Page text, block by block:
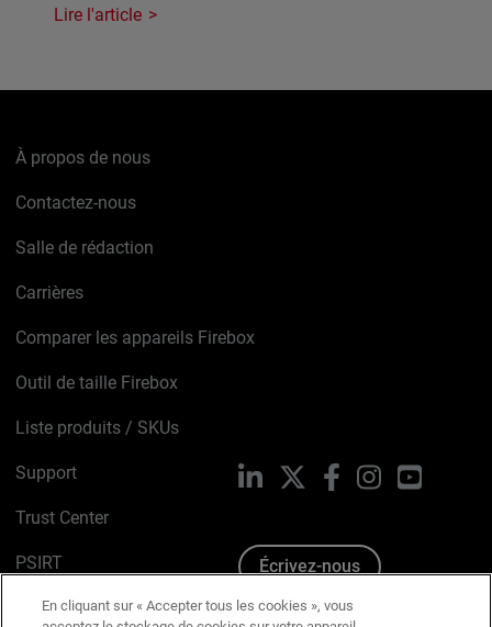
Lire l'article
À propos de nous
Contactez-nous
Salle de rédaction
Carrières
Comparer les appareils Firebox
Outil de taille Firebox
Liste produits / SKUs
Support
Trust Center
PSIRT
Avis sur les cookies
LinkedIn FacebookInstagramYouTube
Écrivez-nous
En cliquant sur « Accepter tous les cookies », vous